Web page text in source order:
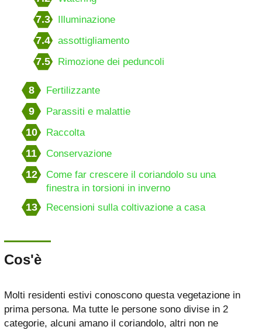
7.3 Illuminazione
7.4 assottigliamento
7.5 Rimozione dei peduncoli
8 Fertilizzante
9 Parassiti e malattie
10 Raccolta
11 Conservazione
12
Come far crescere il coriandolo su una
finestra in torsioni in inverno
13 Recensioni sulla coltivazione a casa
Cos'è
Molti residenti estivi conoscono questa vegetazione in
prima persona. Ma tutte le persone sono divise in 2
categorie, alcuni amano il coriandolo, altri non ne